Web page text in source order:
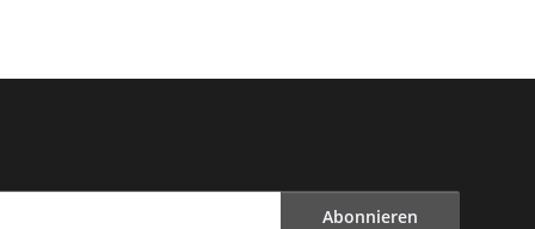
Abonnieren